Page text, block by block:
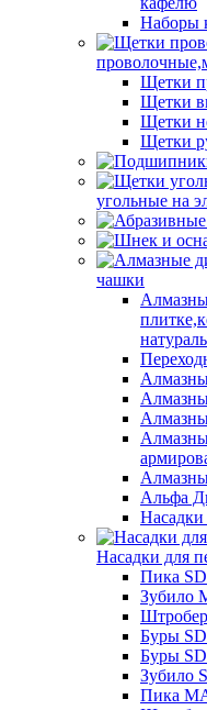
Наборы
Щетки
Щетки
Щетки
Щетки
угольные на
чашки
Альфа
Насадки
Насадки для
Пика
Зубило
Буры
Буры
Зубило
Пика